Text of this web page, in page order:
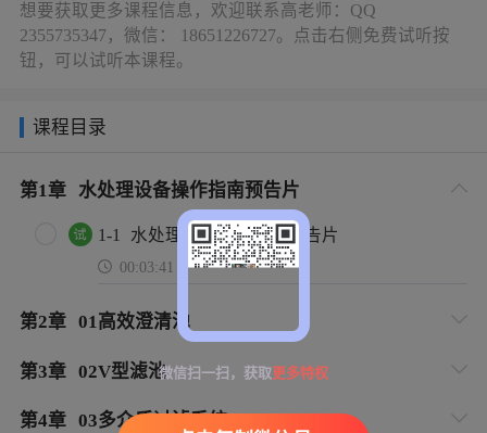
想要获取更多课程信息，欢迎联系高老师：QQ
2355735347，微信： 18651226727。点击右侧免费试听按
钮，可以试听本课程。
课程目录
第1章 水处理设备操作指南预告片
1-1 水处理设备操作指南预告片
00:03:41
第2章 01高效澄清池
第3章 02V型滤池
第4章 03多介质过滤系统
微信扫一扫，获取更多特权